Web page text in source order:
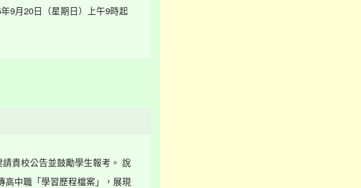
9月20日（星期日）上午9時起
貴校公告並鼓勵學生報考。 說
高中職「學習歷程檔案」，展現